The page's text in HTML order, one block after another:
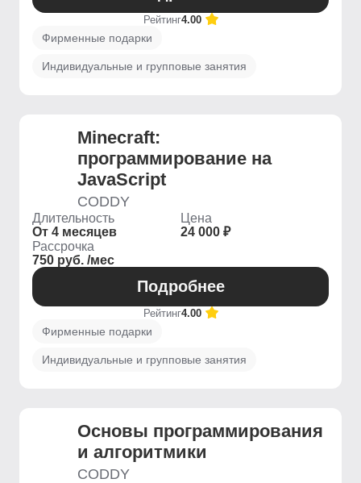
Рейтинг4.00
Фирменные подарки
Индивидуальные и групповые занятия
Minecraft:
программирование на
JavaScript
CODDY
Длительность
От 4 месяцев
Цена
24 000 ₽
Рассрочка
750 руб. /мес
Подробнее
Рейтинг4.00
Фирменные подарки
Индивидуальные и групповые занятия
Основы программирования
и алгоритмики
CODDY